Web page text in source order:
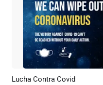
Previsualizar
Lucha Contra Covid